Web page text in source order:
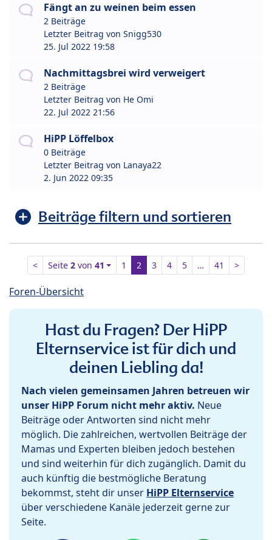
Fängt an zu weinen beim essen
2 Beiträge
Letzter Beitrag von Snigg530
25. Jul 2022 19:58
Nachmittagsbrei wird verweigert
2 Beiträge
Letzter Beitrag von He Omi
22. Jul 2022 21:56
HiPP Löffelbox
0 Beiträge
Letzter Beitrag von Lanaya22
2. Jun 2022 09:35
Beiträge filtern und sortieren
< Seite 2von 41 1 2 3 4 5 … 41 >
Foren-Übersicht
Hast du Fragen? Der HiPP
Elternservice ist für dich und
deinen Liebling da!
Nach vielen gemeinsamen Jahren betreuen wir
unser HiPP Forum nicht mehr aktiv. Neue
Beiträge oder Antworten sind nicht mehr
möglich. Die zahlreichen, wertvollen Beiträge der
Mamas und Experten bleiben jedoch bestehen
und sind weiterhin für dich zugänglich. Damit du
auch künftig die bestmögliche Beratung
bekommst, steht dir unser HiPP Elternservice
über verschiedene Kanäle jederzeit gerne zur
Seite.